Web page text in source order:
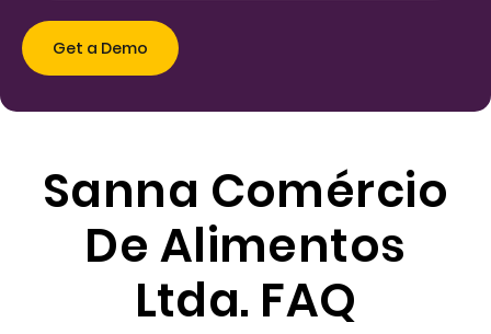
Sanna Comércio
De Alimentos
Ltda. FAQ